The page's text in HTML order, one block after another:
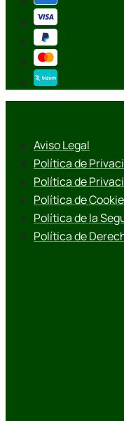
Aviso Legal
Política de
Política de
Política de
Política de la
Política de